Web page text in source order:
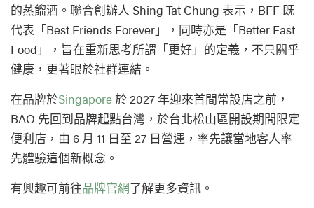
的蒸餾酒。聯合創辦人 Shing Tat Chung 表示，BFF 既
代表「Best Friends Forever」，同時亦是「Better Fast
Food」，旨在重新思考所謂「更好」的定義，不只關乎
健康，更著眼於社群連結。
在品牌於Singapore 於 2027 年迎來首間常設店之前，
BAO 先回到品牌起點台灣，於台北松山區開設期間限定
便利店，由 6 月 11 日至 27 日營運，率先讓當地客人率
先體驗這個新概念。
有興趣可前往品牌官網了解更多資訊。